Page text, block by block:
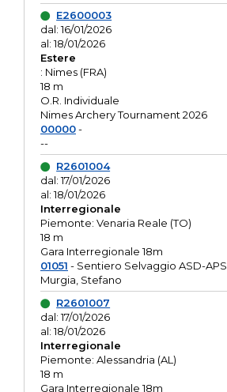
E2600003
dal: 16/01/2026
al: 18/01/2026
Estere
: Nimes (FRA)
18 m
O.R. Individuale
Nimes Archery Tournament 2026
00000-
--
R2601004
dal: 17/01/2026
al: 18/01/2026
Interregionale
Piemonte: Venaria Reale (TO)
18 m
Gara Interregionale 18m
01051 - Sentiero Selvaggio ASD-APS
Murgia, Stefano
R2601007
dal: 17/01/2026
al: 18/01/2026
Interregionale
Piemonte: Alessandria (AL)
18 m
Gara Interregionale 18m